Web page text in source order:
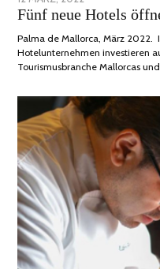
ON
DEZEMBER,
Fünf neue Hotels
Palma de Mallorca, März 2022.
Hotelunternehmen investieren
Tourismusbranche Mallorcas